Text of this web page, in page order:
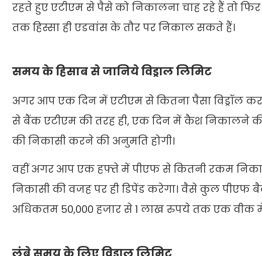
रहते हुए एटीएम से पैसे को निकालना चाह रहे हैं तो
तक हिस्सा ही एडवांस के तौर पर निकाल सकते हैं।
समय के हिसाब से जानिये विड्राल लिमिट
अगर आप एक दिन में एटीएम से कितना पैसा विड्रॉल
से बैंक एटीएम की तरह ही, एक दिन में कैश निकालने
की निकासी करने की अनुमति होगी।
वहीं अगर आप एक हफ्ते में पीएफ से कितनी रकम
निकासी की वजह पर ही डिपेंड करेगा। वैसे कुल पीएफ
अधिकतम 50,000 हजार से 1 लाख रुपये तक एक वीक में